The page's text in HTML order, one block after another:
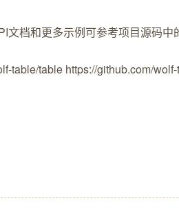
档和更多示例可参考项目源码
table/table https://github.com/